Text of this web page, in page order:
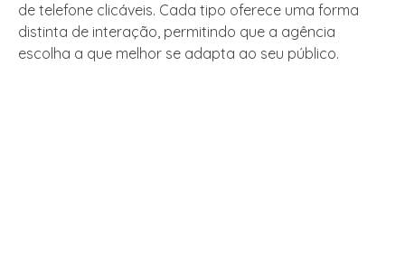
de telefone clicáveis. Cada tipo oferece uma forma
distinta de interação, permitindo que a agência
escolha a que melhor se adapta ao seu público.